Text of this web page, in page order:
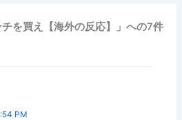
チを買え【海外の反応】」への7件
PM